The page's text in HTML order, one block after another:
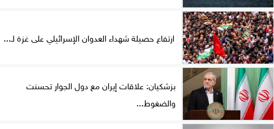
ارتفاع حصيلة شهداء العدوان الإسرائيلي على غزة لـ...
بزشكيان: علاقات إيران مع دول الجوار تحسنت
والضغوط...